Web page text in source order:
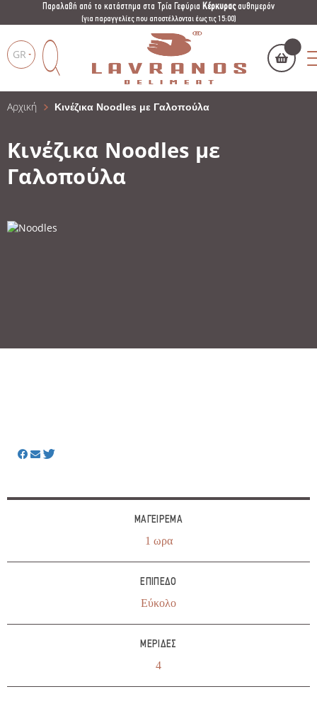
Παραλαβή από το κατάστημα στα Τρία Γεφύρια Κέρκυραςαυθημερόν
(για παραγγελίες που αποστέλλονται έως τις 15:00)
GR
Products Το καλάθι μου )
Αρχική Κινέζικα Noodles με Γαλοπούλα
Κινέζικα Noodles με
Γαλοπούλα
ΜΑΓΕΊΡΕΜΑ
1 ωρα
ΕΠΊΠΕΔΟ
Εύκολο
ΜΕΡΊΔΕΣ
4